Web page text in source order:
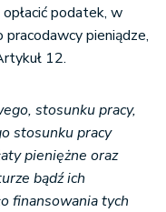
podatek, w
pieniądze,
12.
stosunku pracy,
stosunku pracy
pieniężne oraz
bądź ich
finansowania tych